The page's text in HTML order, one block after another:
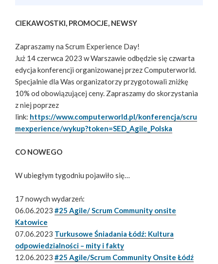
CIEKAWOSTKI, PROMOCJE, NEWSY
Zapraszamy na Scrum Experience Day!
Już 14 czerwca 2023 w Warszawie odbędzie się czwarta
edycja konferencji organizowanej przez Computerworld.
Specjalnie dla Was organizatorzy przygotowali zniżkę
10% od obowiązującej ceny. Zapraszamy do skorzystania
z niej poprzez
link: https://www.computerworld.pl/konferencja/scru
mexperience/wykup?token=SED_Agile_Polska
CO NOWEGO
W ubiegłym tygodniu pojawiło się…
17 nowych wydarzeń:
06.06.2023#25 Agile/ Scrum Community onsite
Katowice
07.06.2023 Turkusowe Śniadania Łódź: Kultura
odpowiedzialności – mity i fakty
12.06.2023#25 Agile/Scrum Community Onsite Łódź